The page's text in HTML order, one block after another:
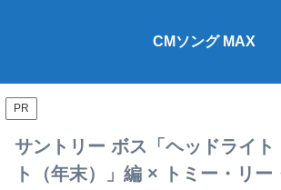
CMソング MAX
PR
サントリー ボス「ヘッドライト
ト（年末）」編 × トミー・リー